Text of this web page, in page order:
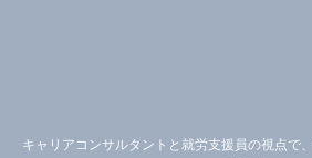
キャリアコンサルタントと就労支援員の視点で